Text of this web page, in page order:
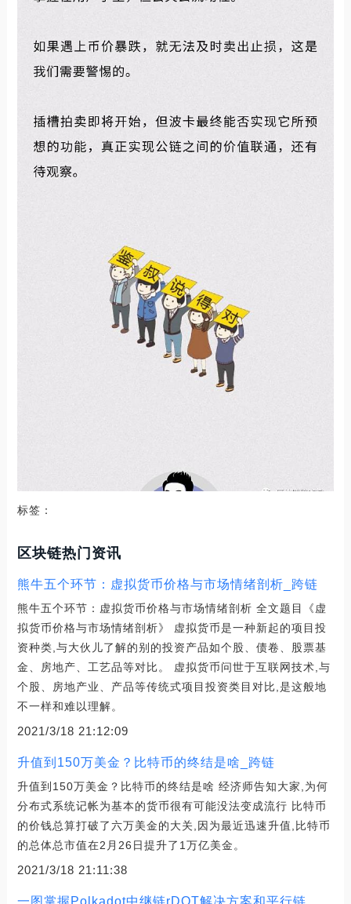
标签：
区块链热门资讯
熊牛五个环节：虚拟货币价格与市场情绪剖析_跨链
熊牛五个环节：虚拟货币价格与市场情绪剖析 全文题目《虚
拟货币价格与市场情绪剖析》 虚拟货币是一种新起的项目投
资种类,与大伙儿了解的别的投资产品如个股、债卷、股票基
金、房地产、工艺品等对比。 虚拟货币问世于互联网技术,与
个股、房地产业、产品等传统式项目投资类目对比,是这般地
不一样和难以理解。
2021/3/18 21:12:09
升值到150万美金？比特币的终结是啥_跨链
升值到150万美金？比特币的终结是啥 经济师告知大家,为何
分布式系统记帐为基本的货币很有可能没法变成流行 比特币
的价钱总算打破了六万美金的大关,因为最近迅速升值,比特币
的总体总市值在2月26日提升了1万亿美金。
2021/3/18 21:11:38
一图掌握Polkadot中继链rDOT解决方案和平行链